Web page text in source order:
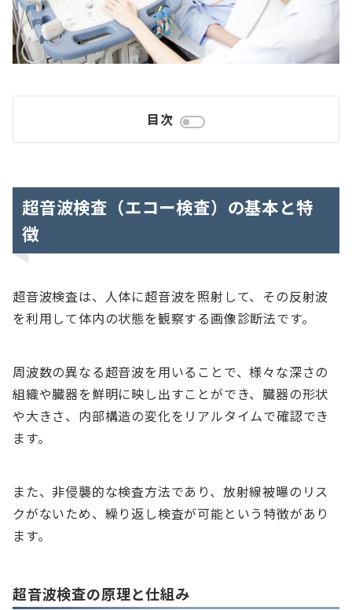
目次
超音波検査（エコー検査）の基本と特
徴
超音波検査は、人体に超音波を照射して、その反射波
を利用して体内の状態を観察する画像診断法です。
周波数の異なる超音波を用いることで、様々な深さの
組織や臓器を鮮明に映し出すことができ、臓器の形状
や大きさ、内部構造の変化をリアルタイムで確認でき
ます。
また、非侵襲的な検査方法であり、放射線被曝のリス
クがないため、繰り返し検査が可能という特徴があり
ます。
超音波検査の原理と仕組み